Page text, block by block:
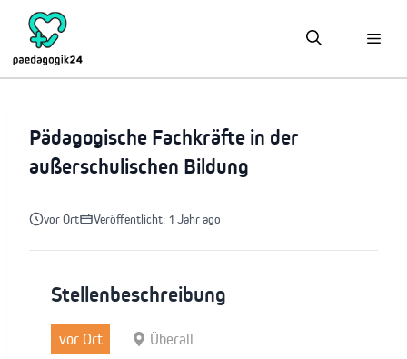
Inhalt
springen
Pädagogische Fachkräfte in der
außerschulischen Bildung
vor Ort Veröffentlicht: 1 Jahr ago
Stellenbeschreibung
vor Ort
Überall